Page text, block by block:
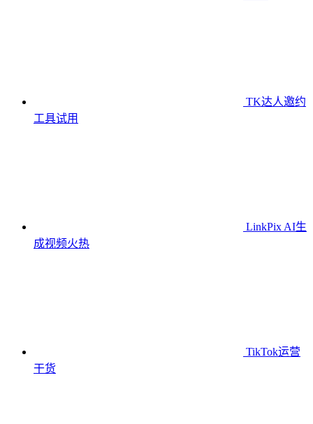
TK达人邀约
工具试用
LinkPix AI生
成视频火热
TikTok运营
干货